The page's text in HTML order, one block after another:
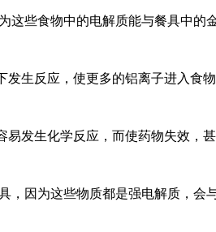
些食物中的电解质能与餐具中的
生反应，使更多的铝离子进入食物
发生化学反应，而使药物失效，
因为这些物质都是强电解质，会